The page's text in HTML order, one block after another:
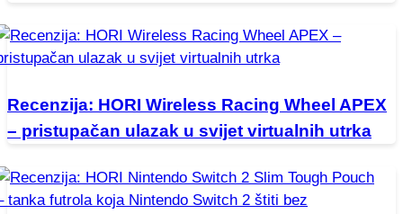
Recenzija: HORI Wireless Racing Wheel APEX
– pristupačan ulazak u svijet virtualnih utrka